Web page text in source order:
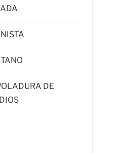
DE